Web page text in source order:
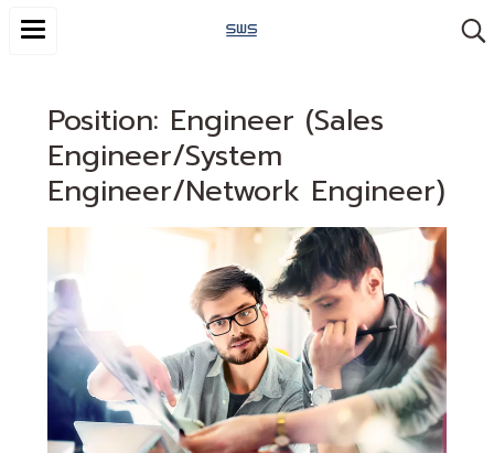
Position: Engineer (Sales
Engineer/System
Engineer/Network Engineer)